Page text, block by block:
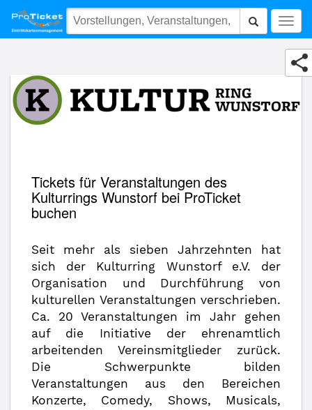
Kulturring Wunstorf e. V.
Tickets für Veranstaltungen des
Kulturrings Wunstorf bei ProTicket
buchen
Seit mehr als sieben Jahrzehnten hat
sich der Kulturring Wunstorf e.V. der
Organisation und Durchführung von
kulturellen Veranstaltungen verschrieben.
Ca. 20 Veranstaltungen im Jahr gehen
auf die Initiative der ehrenamtlich
arbeitenden Vereinsmitglieder zurück.
Die Schwerpunkte bilden
Veranstaltungen aus den Bereichen
Konzerte, Comedy, Shows, Musicals,